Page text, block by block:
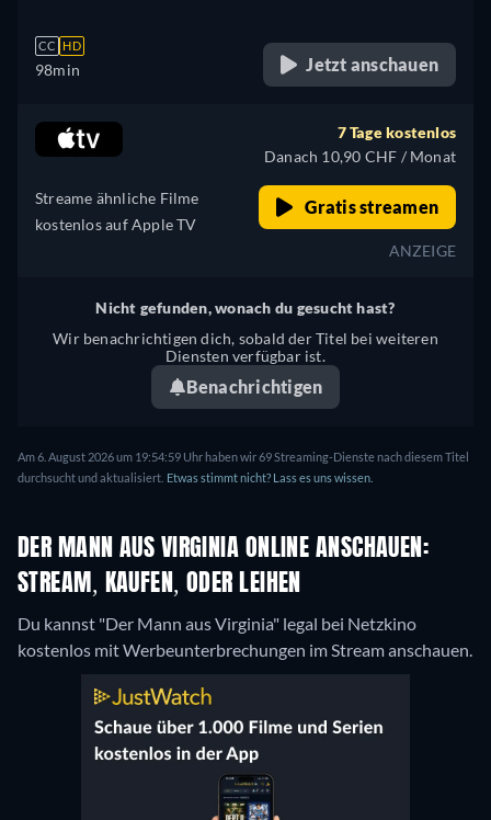
CC HD
98min Jetzt anschauen
Streame ähnliche Filme
kostenlos auf Apple TV
7 Tage kostenlos
Danach 10,90 CHF / Monat
Gratis streamen
ANZEIGE
Nicht gefunden, wonach du gesucht hast?
Wir benachrichtigen dich, sobald der Titel bei weiteren
Diensten verfügbar ist.
Benachrichtigen
Am 6. August 2026 um 19:54:59 Uhr haben wir 69 Streaming-Dienste nach diesem Titel
durchsucht und aktualisiert. Etwas stimmt nicht? Lass es uns wissen.
DER MANN AUS VIRGINIA ONLINE ANSCHAUEN:
STREAM, KAUFEN, ODER LEIHEN
Du kannst "Der Mann aus Virginia" legal bei Netzkino
kostenlos mit Werbeunterbrechungen im Stream anschauen.